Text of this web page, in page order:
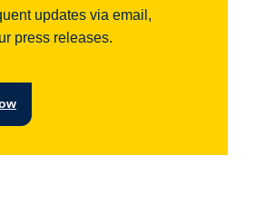
updates via email,
press releases.